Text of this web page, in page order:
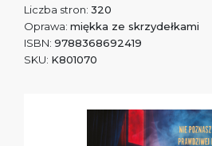
Liczba stron: 320
Oprawa: miękka ze skrzydełkami
ISBN: 9788368692419
SKU: K801070